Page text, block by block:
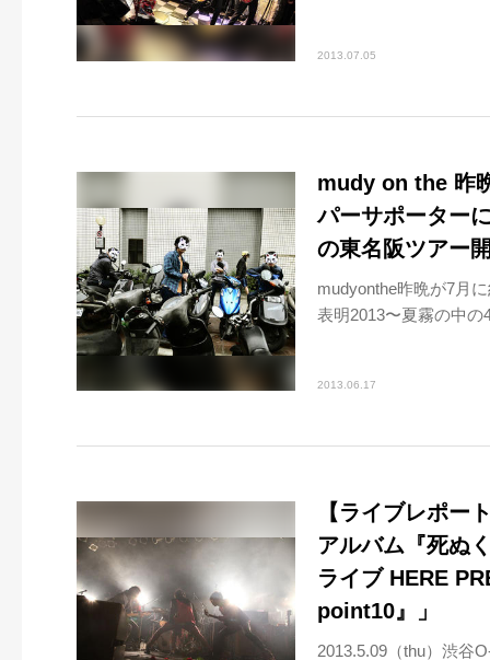
2013.07.05
mudy on the 昨
パーサポーター
の東名阪ツアー
mudyonthe昨晩が7月
表明2013〜夏霧の中の
2013.06.17
【ライブレポー
アルバム『死ぬ
ライブ HERE
point10』」
2013.5.09（thu）渋谷